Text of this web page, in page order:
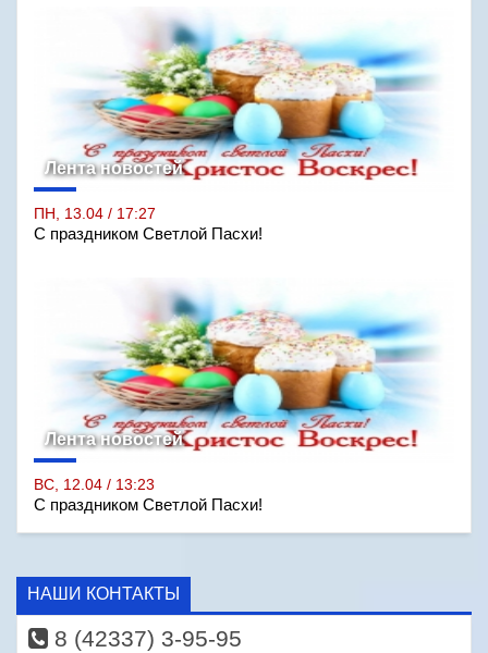
Лента новостей
ПН, 13.04 / 17:27
С праздником Светлой Пасхи!
Лента новостей
ВС, 12.04 / 13:23
С праздником Светлой Пасхи!
НАШИ КОНТАКТЫ
8 (42337) 3-95-95